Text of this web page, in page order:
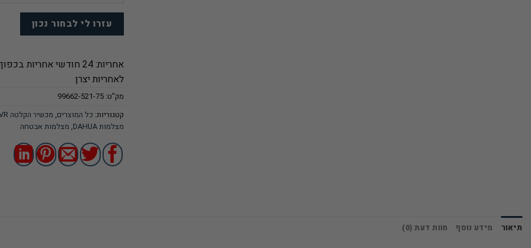
אחריות: 24 חודשי אחריות
לאחריות יצרן
מק"ט: 99662-521-75
קטגוריות: כל המוצרים, מכשיר הקלטה DAHUA DVR
מצלמות DAHUA
, מצלמות אבטחה
תיאור מידע נוסף חוות דעת (0)